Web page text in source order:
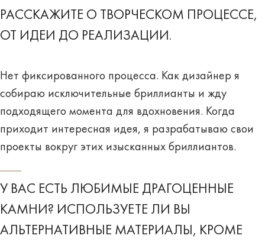
РАССКАЖИТЕ О ТВОРЧЕСКОМ ПРОЦЕССЕ,
ОТ ИДЕИ ДО РЕАЛИЗАЦИИ.
Нет фиксированного процесса. Как дизайнер я
собираю исключительные бриллианты и жду
подходящего момента для вдохновения. Когда
приходит интересная идея, я разрабатываю свои
проекты вокруг этих изысканных бриллиантов.
У ВАС ЕСТЬ ЛЮБИМЫЕ ДРАГОЦЕННЫЕ
КАМНИ? ИСПОЛЬЗУЕТЕ ЛИ ВЫ
АЛЬТЕРНАТИВНЫЕ МАТЕРИАЛЫ, КРОМЕ